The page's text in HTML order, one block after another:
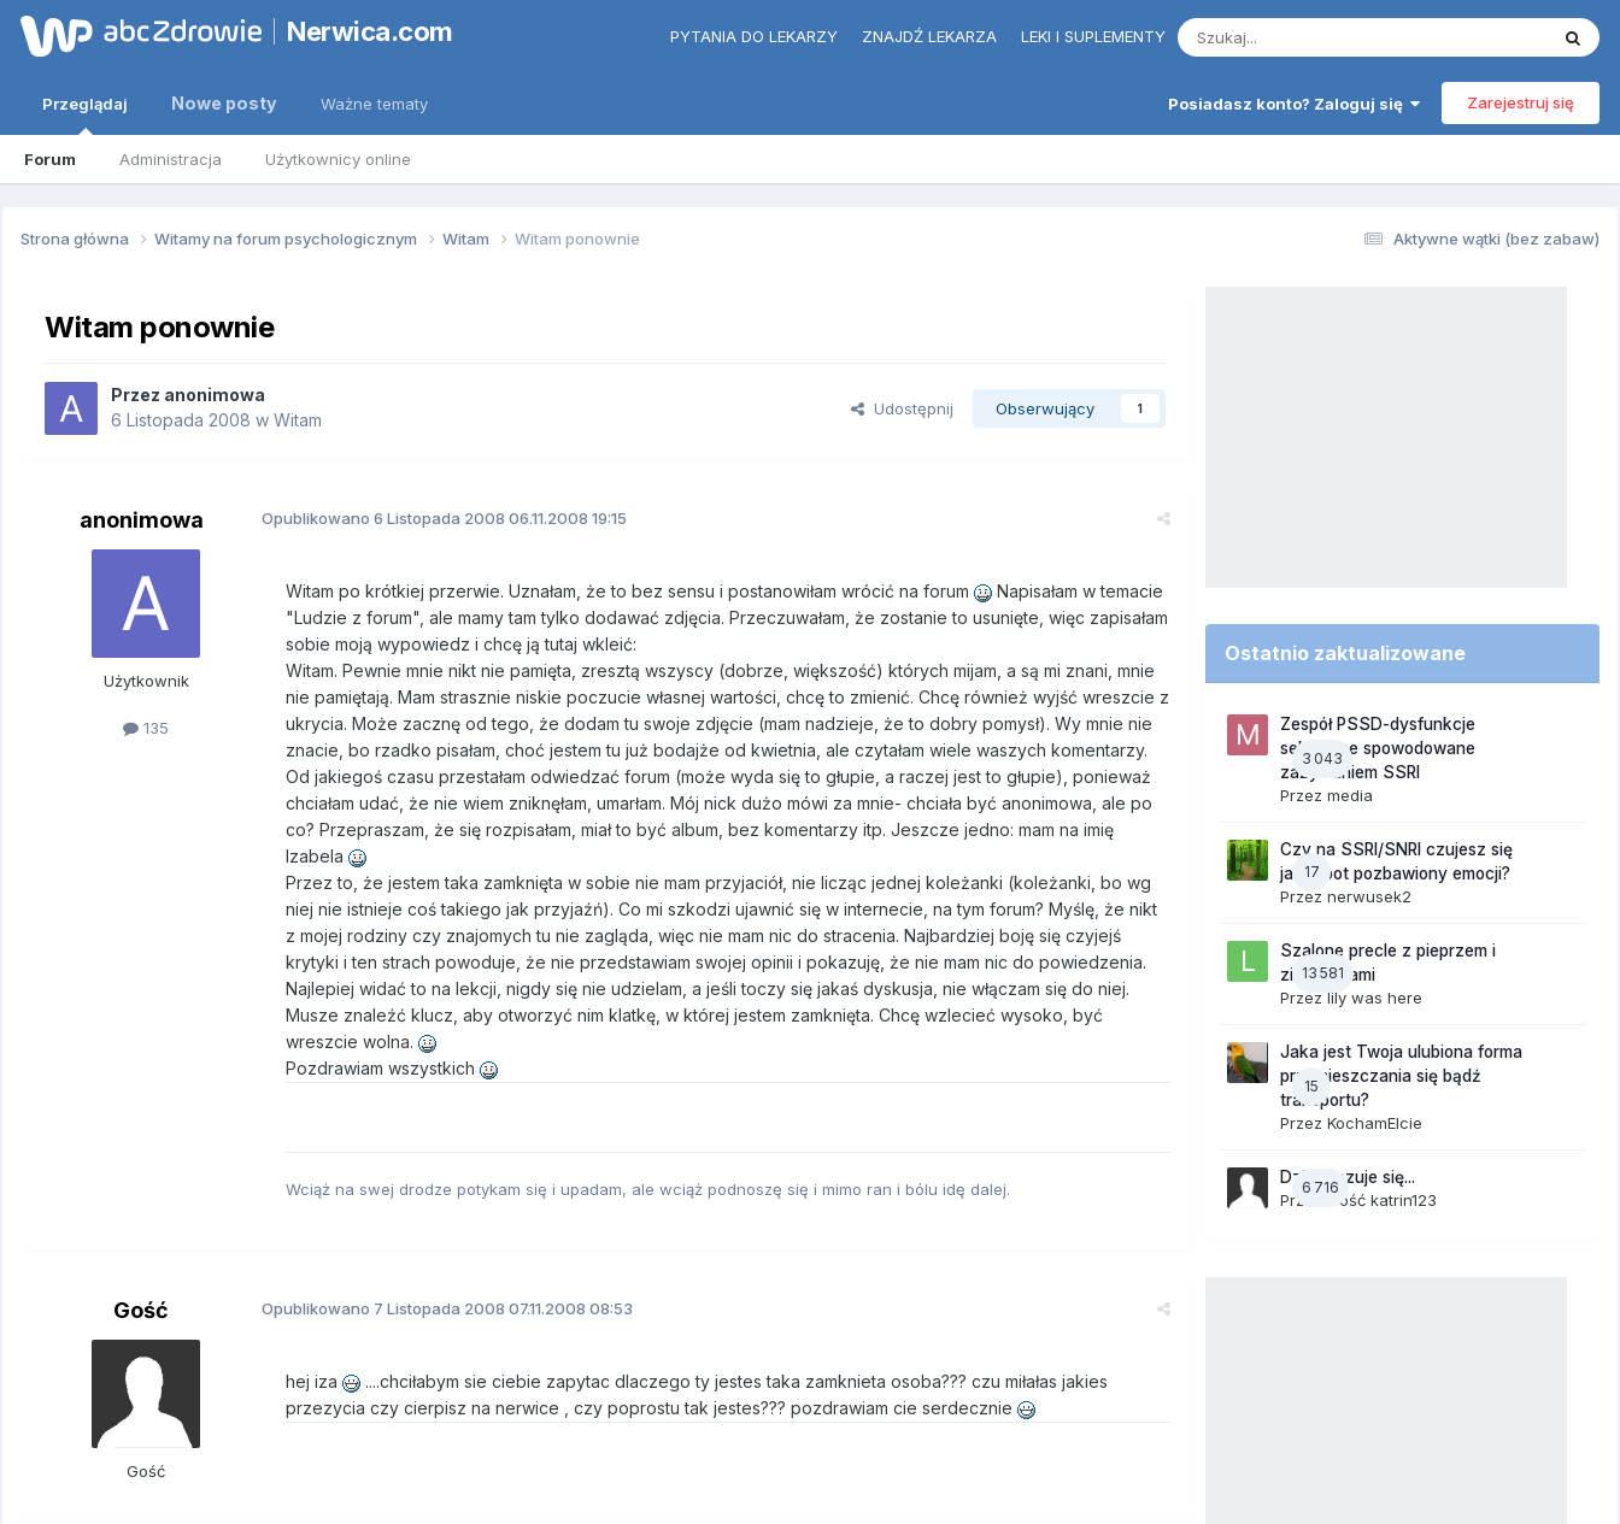
Nerwica.com PYTANIA DO LEKARZY ZNAJDŹ LEKARZA LEKI I SUPLEMENTY
Posiadasz konto? Zaloguj się Zarejestruj się
Przeglądaj
Forum Administracja Użytkownicy online
Nowe posty Ważne tematy
Aktywne wątki (bez zabaw)
Strona główna Witamy na forum psychologicznym Witam Witam ponownie
Witam ponownie
Przez anonimowa
6 Listopada 2008 w Witam
Udostępnij Obserwujący 1
anonimowa
Użytkownik
135
Opublikowano 6 Listopada 2008 06.11.2008 19:15
Witam po krótkiej przerwie. Uznałam, że to bez sensu i postanowiłam wrócić na forum
Napisałam w temacie
"Ludzie z forum", ale mamy tam tylko dodawać zdjęcia. Przeczuwałam, że zostanie to usunięte, więc zapisałam
sobie moją wypowiedz i chcę ją tutaj wkleić:
Witam. Pewnie mnie nikt nie pamięta, zresztą wszyscy (dobrze, większość) których mijam, a są mi znani, mnie
nie pamiętają. Mam strasznie niskie poczucie własnej wartości, chcę to zmienić. Chcę również wyjść wreszcie z
ukrycia. Może zacznę od tego, że dodam tu swoje zdjęcie (mam nadzieje, że to dobry pomysł). Wy mnie nie
znacie, bo rzadko pisałam, choć jestem tu już bodajże od kwietnia, ale czytałam wiele waszych komentarzy.
Od jakiegoś czasu przestałam odwiedzać forum (może wyda się to głupie, a raczej jest to głupie), ponieważ
chciałam udać, że nie wiem zniknęłam, umarłam. Mój nick dużo mówi za mnie- chciała być anonimowa, ale po
co? Przepraszam, że się rozpisałam, miał to być album, bez komentarzy itp. Jeszcze jedno: mam na imię
Izabela
Przez to, że jestem taka zamknięta w sobie nie mam przyjaciół, nie licząc jednej koleżanki (koleżanki, bo wg
niej nie istnieje coś takiego jak przyjaźń). Co mi szkodzi ujawnić się w internecie, na tym forum? Myślę, że nikt
z mojej rodziny czy znajomych tu nie zagląda, więc nie mam nic do stracenia. Najbardziej boję się czyjejś
krytyki i ten strach powoduje, że nie przedstawiam swojej opinii i pokazuję, że nie mam nic do powiedzenia.
Najlepiej widać to na lekcji, nigdy się nie udzielam, a jeśli toczy się jakaś dyskusja, nie włączam się do niej.
Musze znaleźć klucz, aby otworzyć nim klatkę, w której jestem zamknięta. Chcę wzlecieć wysoko, być
wreszcie wolna.
Pozdrawiam wszystkich
Wciąż na swej drodze potykam się i upadam, ale wciąż podnoszę się i mimo ran i bólu idę dalej.
Gość
Gość
Opublikowano 7 Listopada 2008 07.11.2008 08:53
hej iza
....chciłabym sie ciebie zapytac dlaczego ty jestes taka zamknieta osoba??? czu miłałas jakies
przezycia czy cierpisz na nerwice , czy poprostu tak jestes??? pozdrawiam cie serdecznie
Ostatnio zaktualizowane
3 043
Zespół PSSD-dysfunkcje
seksualne spowodowane
zażywaniem SSRI
Przez media
17
Czy na SSRI/SNRI czujesz się
jak robot pozbawiony emocji?
Przez nerwusek2
13 581
Szalone precle z pieprzem i
ziemniakami
Przez lily was here
15
Jaka jest Twoja ulubiona forma
przemieszczania się bądź
transportu?
Przez KochamElcie
6 716
Dzisiaj czuje się...
Przez Gość katrin123